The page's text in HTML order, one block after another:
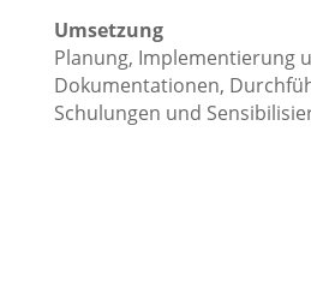
Umsetzung
Planung, Implementierung
Dokumentationen,
Schulungen und